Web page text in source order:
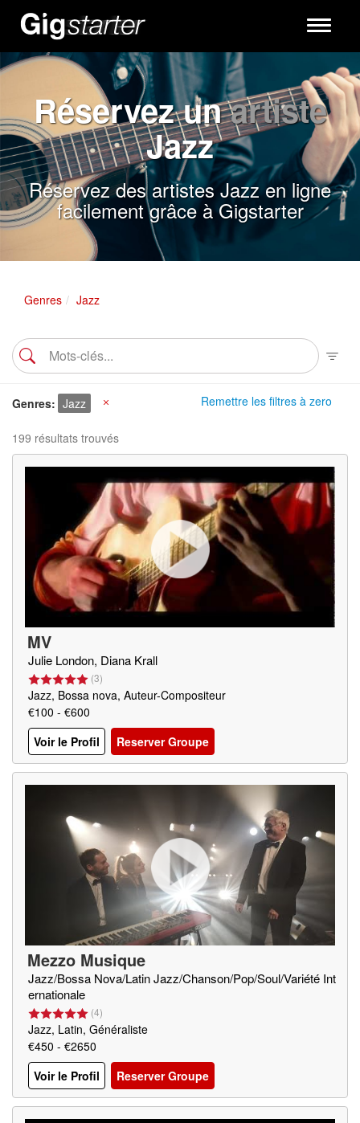
Toggle
Réservez unartiste
Jazz
Réservez des artistes Jazz en ligne
facilement grâce à Gigstarter
Genres Jazz
Remettre les filtres à zero
Genres Jazz
199 résultats trouvés
MV
Julie London, Diana Krall
(3)
Jazz, Bossa nova, Auteur-Compositeur
€100 - €600
Voir le Profil
Reserver Groupe
Mezzo Musique
Jazz/Bossa Nova/Latin Jazz/Chanson/Pop/Soul/Variété Int
ernationale
(4)
Jazz, Latin, Généraliste
€450 - €2650
Voir le Profil
Reserver Groupe